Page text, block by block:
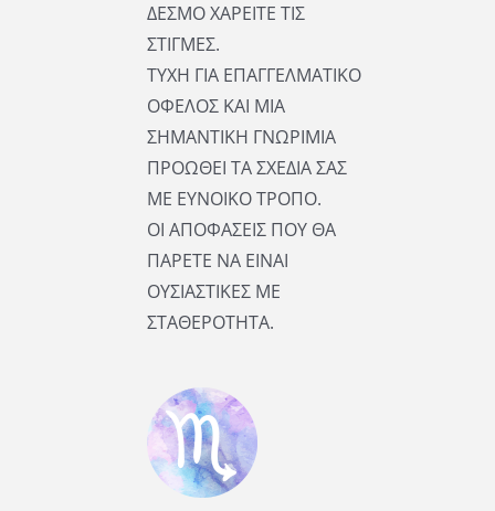
ΔΕΣΜΟ ΧΑΡΕΙΤΕ ΤΙΣ
ΣΤΙΓΜΕΣ.
ΤΥΧΗ ΓΙΑ ΕΠΑΓΓΕΛΜΑΤΙΚΟ
ΟΦΕΛΟΣ ΚΑΙ ΜΙΑ
ΣΗΜΑΝΤΙΚΗ ΓΝΩΡΙΜΙΑ
ΠΡΟΩΘΕΙ ΤΑ ΣΧΕΔΙΑ ΣΑΣ
ΜΕ ΕΥΝΟΙΚΟ ΤΡΟΠΟ.
ΟΙ ΑΠΟΦΑΣΕΙΣ ΠΟΥ ΘΑ
ΠΑΡΕΤΕ ΝΑ ΕΙΝΑΙ
ΟΥΣΙΑΣΤΙΚΕΣ ΜΕ
ΣΤΑΘΕΡΟΤΗΤΑ.